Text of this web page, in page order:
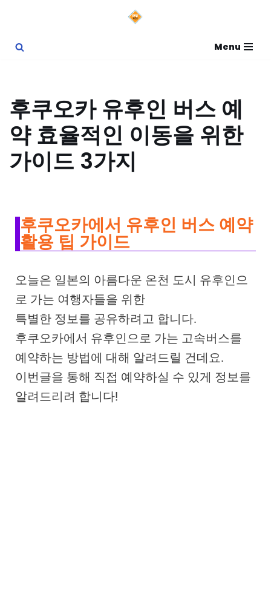
텐
건
너
뛰
기
Menu
후쿠오카 유후인 버스 예
약 효율적인 이동을 위한
가이드 3가지
후쿠오카에서 유후인 버스 예약
활용 팁 가이드
오늘은 일본의 아름다운 온천 도시 유후인으
로 가는 여행자들을 위한
특별한 정보를 공유하려고 합니다.
후쿠오카에서 유후인으로 가는 고속버스를
예약하는 방법에 대해 알려드릴 건데요.
이번글을 통해 직접 예약하실 수 있게 정보를
알려드리려 합니다!